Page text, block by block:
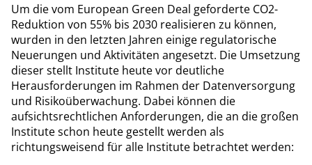
Um die vom European Green Deal geforderte CO2-
Reduktion von 55% bis 2030 realisieren zu können,
wurden in den letzten Jahren einige regulatorische
Neuerungen und Aktivitäten angesetzt. Die Umsetzung
dieser stellt Institute heute vor deutliche
Herausforderungen im Rahmen der Datenversorgung
und Risikoüberwachung. Dabei können die
aufsichtsrechtlichen Anforderungen, die an die großen
Institute schon heute gestellt werden als
richtungsweisend für alle Institute betrachtet werden: